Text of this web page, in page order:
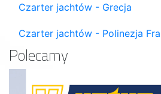
Czarter jachtów - Grecja
Czarter jachtów - Polinezja
Polecamy